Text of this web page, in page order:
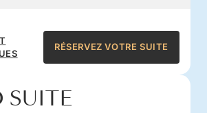
RÉSERVEZ VOTRE SUITE
SUITE